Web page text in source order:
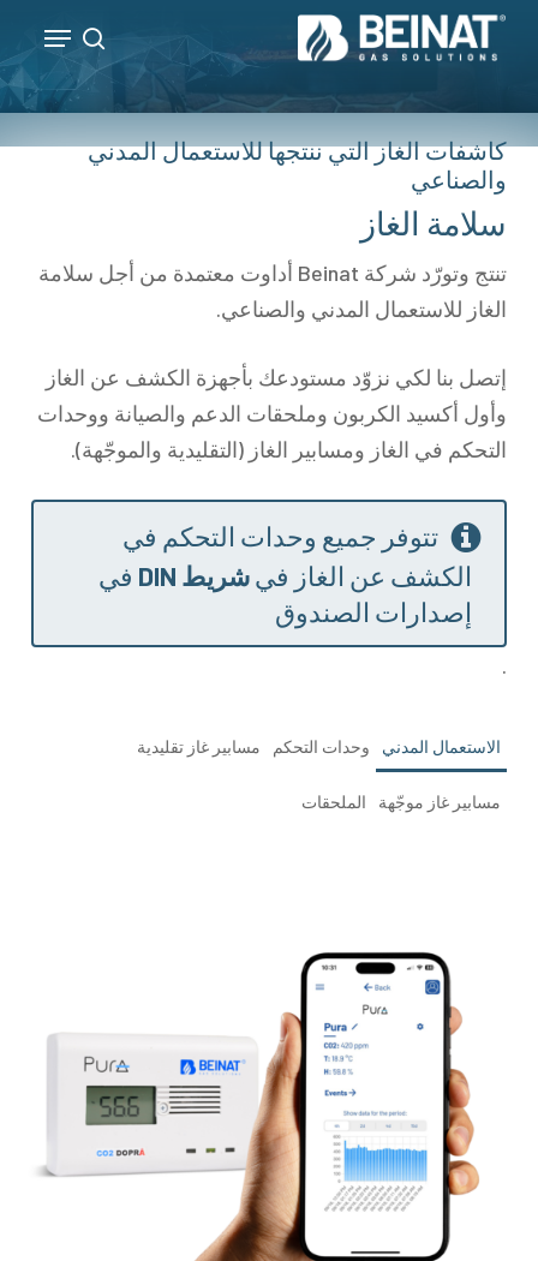
search
Menu
كاشفات الغاز التي ننتجها للاستعمال المدني
والصناعي
سلامة الغاز
تنتج وتورّد شركة Beinat أداوت معتمدة من أجل سلامة
الغاز للاستعمال المدني والصناعي.
إتصل بنا لكي نزوّد مستودعك بأجهزة الكشف عن الغاز
وأول أكسيد الكربون وملحقات الدعم والصيانة ووحدات
التحكم في الغاز ومسابير الغاز (التقليدية والموجّهة).
تتوفر جميع وحدات التحكم في
الكشف عن الغاز فيشريط DIN
في
إصدارات الصندوق
.
الاستعمال المدني وحدات التحكم مسابير غاز تقليدية
مسابير غاز موجّهة الملحقات
Menu